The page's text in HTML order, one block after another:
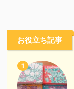
お役立ち記事
1